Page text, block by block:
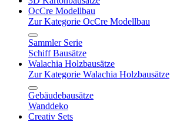
OcCre Modellbau
Zur Kategorie OcCre Modellbau
Sammler Serie
Schiff Bausätze
Walachia Holzbausätze
Zur Kategorie Walachia Holzbausätze
Gebäudebausätze
Wanddeko
Creativ Sets